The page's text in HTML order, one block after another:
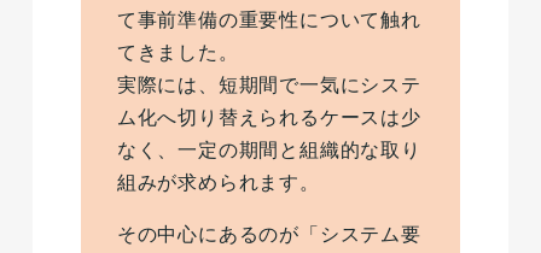
て事前準備の重要性について触れ
てきました。
実際には、短期間で一気にシステ
ム化へ切り替えられるケースは少
なく、一定の期間と組織的な取り
組みが求められます。
その中心にあるのが「システム要